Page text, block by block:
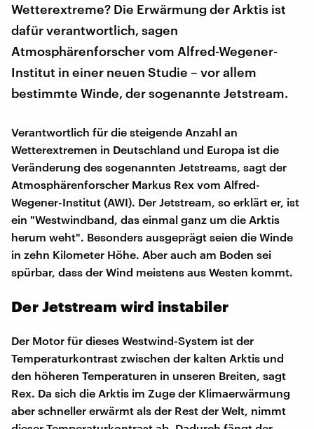
Wetterextreme? Die Erwärmung der Arktis ist
dafür verantwortlich, sagen
Atmosphärenforscher vom Alfred-Wegener-
Institut in einer neuen Studie – vor allem
bestimmte Winde, der sogenannte Jetstream.
Verantwortlich für die steigende Anzahl an
Wetterextremen in Deutschland und Europa ist die
Veränderung des sogenannten Jetstreams, sagt der
Atmosphärenforscher Markus Rex vom Alfred-
Wegener-Institut (AWI). Der Jetstream, so erklärt er, ist
ein "Westwindband, das einmal ganz um die Arktis
herum weht". Besonders ausgeprägt seien die Winde
in zehn Kilometer Höhe. Aber auch am Boden sei
spürbar, dass der Wind meistens aus Westen kommt.
Der Jetstream wird instabiler
Der Motor für dieses Westwind-System ist der
Temperaturkontrast zwischen der kalten Arktis und
den höheren Temperaturen in unseren Breiten, sagt
Rex. Da sich die Arktis im Zuge der Klimaerwärmung
aber schneller erwärmt als der Rest der Welt, nimmt